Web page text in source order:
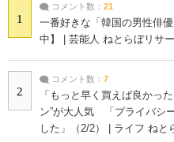
1
コメント数： 21
一番好きな「韓国の男性俳
中】 | 芸能人 ねとらぼリサ
2
コメント数： 7
「もっと早く買えば良かっ
ン”が大人気 「プライバシ
した」（2/2） | ライフ ねと